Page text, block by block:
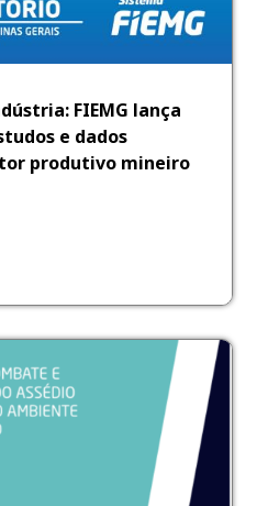
FIEMG lança
e dados
produtivo mineiro